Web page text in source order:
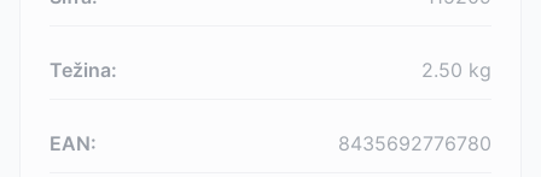
Težina: 2.50 kg
EAN: 8435692776780